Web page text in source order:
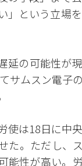
」という立場
延の可能性が
サムスン電子
使は18日に中
た。ただし、
能性が高い。